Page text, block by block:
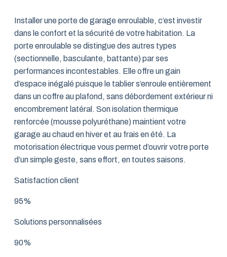
Installer une porte de garage enroulable, c’est investir
dans le confort et la sécurité de votre habitation. La
porte enroulable se distingue des autres types
(sectionnelle, basculante, battante) par ses
performances incontestables. Elle offre un gain
d’espace inégalé puisque le tablier s’enroule entièrement
dans un coffre au plafond, sans débordement extérieur ni
encombrement latéral. Son isolation thermique
renforcée (mousse polyuréthane) maintient votre
garage au chaud en hiver et au frais en été. La
motorisation électrique vous permet d’ouvrir votre porte
d’un simple geste, sans effort, en toutes saisons.
Satisfaction client
95%
Solutions personnalisées
90%